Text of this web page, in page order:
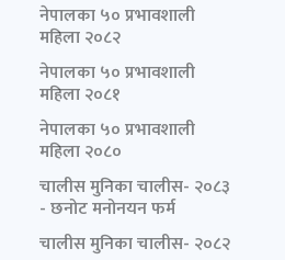
नेपालका ५० प्रभावशाली
महिला २०८२
नेपालका ५० प्रभावशाली
महिला २०८१
नेपालका ५० प्रभावशाली
महिला २०८०
चालीस मुनिका चालीस- २०८३
- छनोट मनोनयन फर्म
चालीस मुनिका चालीस- २०८२